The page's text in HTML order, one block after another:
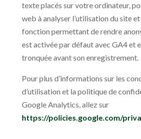
texte placés sur votre ordinateur,
web à analyser l’utilisation du site et
fonction permettant de rendre
est activée par défaut avec GA4 et
tronquée avant son enregistrement.
Pour plus d’informations sur les
d’utilisation et la politique de
Google Analytics, allez sur
https://policies.google.com/